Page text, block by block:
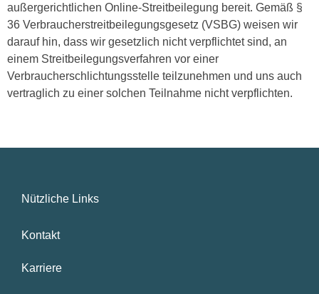
außergerichtlichen Online-Streitbeilegung bereit. Gemäß §
36 Verbraucherstreitbeilegungsgesetz (VSBG) weisen wir
darauf hin, dass wir gesetzlich nicht verpflichtet sind, an
einem Streitbeilegungsverfahren vor einer
Verbraucherschlichtungsstelle teilzunehmen und uns auch
vertraglich zu einer solchen Teilnahme nicht verpflichten.
Nützliche Links
Kontakt
Karriere